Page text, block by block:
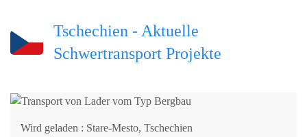
Tschechien - Aktuelle
Schwertransport Projekte
Wird geladen : Stare-Mesto, Tschechien